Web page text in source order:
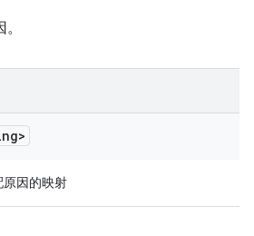
因的映射